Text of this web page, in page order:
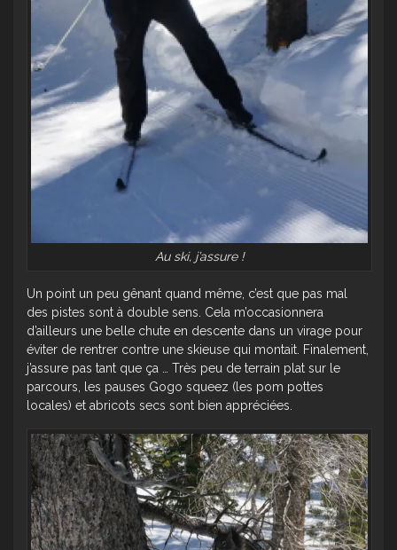
Au ski, j’assure !
Un point un peu gênant quand même, c’est que pas mal
des pistes sont à double sens. Cela m’occasionnera
d’ailleurs une belle chute en descente dans un virage pour
éviter de rentrer contre une skieuse qui montait. Finalement,
j’assure pas tant que ça … Très peu de terrain plat sur le
parcours, les pauses Gogo squeez (les pom pottes
locales) et abricots secs sont bien appréciées.